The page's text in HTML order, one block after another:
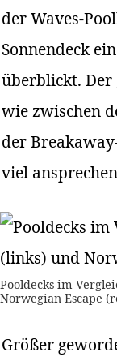
der Waves-
Sonnendeck
überblickt.
wie zwischen
der
viel
Pooldecks im
Norwegian Escape
Größer